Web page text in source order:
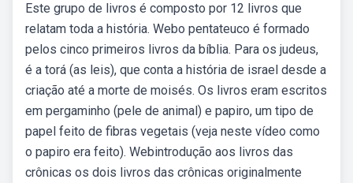
Este grupo de livros é composto por 12 livros que
relatam toda a história. Webo pentateuco é formado
pelos cinco primeiros livros da bíblia. Para os judeus,
é a torá (as leis), que conta a história de israel desde a
criação até a morte de moisés. Os livros eram escritos
em pergaminho (pele de animal) e papiro, um tipo de
papel feito de fibras vegetais (veja neste vídeo como
o papiro era feito). Webintrodução aos livros das
crônicas os dois livros das crônicas originalmente